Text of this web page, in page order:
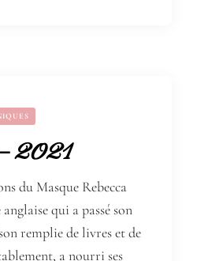
2021
du Masque Rebecca
qui a passé son
remplie de livres et de
a nourri ses